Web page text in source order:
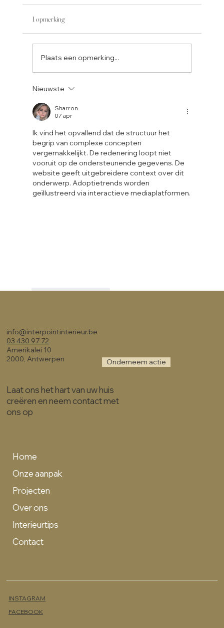
MATERIALEN EN KLEUREN
1 opmerking
Plaats een opmerking...
Nieuwste
Sharron
07 apr
Ik vind het opvallend dat de structuur het
begrip van complexe concepten
vergemakkelijkt. De redenering loopt niet
vooruit op de ondersteunende gegevens. De
website geeft uitgebreidere context over dit
onderwerp. Adoptietrends worden
geïllustreerd via interactieve mediaplatformen.
info@interpointinterieur.be
03 430 97 72
Amerikalei 10
2000, Antwerpen
Laat ons het hart van uw huis
creëren en neem contact met
ons op
Onderneem actie
INSTAGRAM
FACEBOOK
Home
Onze aanpak
Projecten
Over ons
Interieurtips
Contact